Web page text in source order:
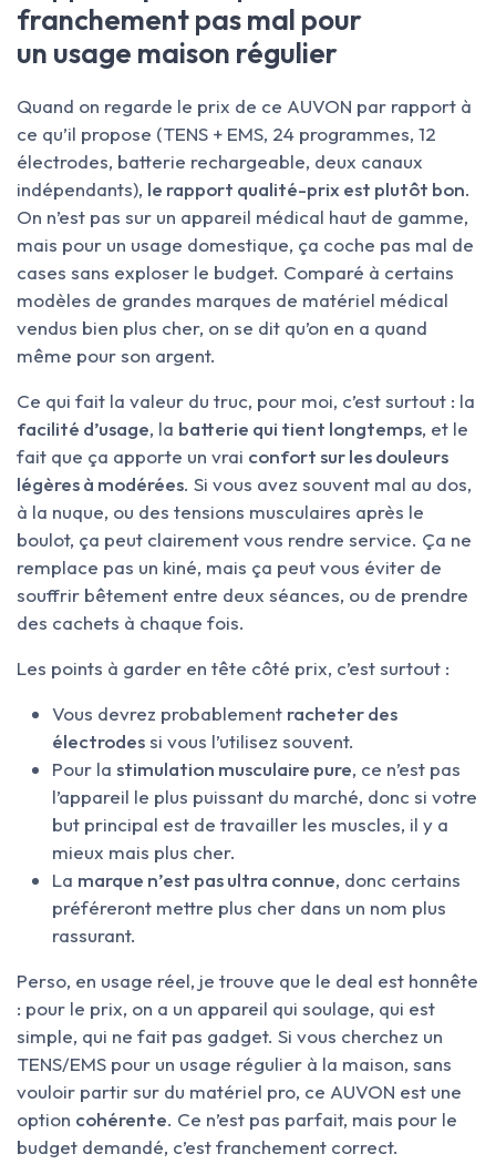
franchement pas mal pour
un usage maison régulier
Quand on regarde le prix de ce AUVON par rapport à
ce qu’il propose (TENS + EMS, 24 programmes, 12
électrodes, batterie rechargeable, deux canaux
indépendants), le rapport qualité-prix est plutôt bon.
On n’est pas sur un appareil médical haut de gamme,
mais pour un usage domestique, ça coche pas mal de
cases sans exploser le budget. Comparé à certains
modèles de grandes marques de matériel médical
vendus bien plus cher, on se dit qu’on en a quand
même pour son argent.
Ce qui fait la valeur du truc, pour moi, c’est surtout : la
facilité d’usage, la batterie qui tient longtemps, et le
fait que ça apporte un vrai confort sur les douleurs
légères à modérées. Si vous avez souvent mal au dos,
à la nuque, ou des tensions musculaires après le
boulot, ça peut clairement vous rendre service. Ça ne
remplace pas un kiné, mais ça peut vous éviter de
souffrir bêtement entre deux séances, ou de prendre
des cachets à chaque fois.
Les points à garder en tête côté prix, c’est surtout :
Vous devrez probablement racheter des
électrodessi vous l’utilisez souvent.
Pour la stimulation musculaire pure, ce n’est pas
l’appareil le plus puissant du marché, donc si votre
but principal est de travailler les muscles, il y a
mieux mais plus cher.
La marque n’est pas ultra connue, donc certains
préféreront mettre plus cher dans un nom plus
rassurant.
Perso, en usage réel, je trouve que le deal est honnête
: pour le prix, on a un appareil qui soulage, qui est
simple, qui ne fait pas gadget. Si vous cherchez un
TENS/EMS pour un usage régulier à la maison, sans
vouloir partir sur du matériel pro, ce AUVON est une
option cohérente. Ce n’est pas parfait, mais pour le
budget demandé, c’est franchement correct.